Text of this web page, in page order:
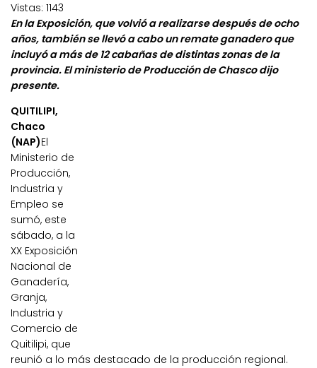
Vistas: 1143
En la Exposición, que volvió a realizarse después de ocho
años, también se llevó a cabo un remate ganadero que
incluyó a más de 12 cabañas de distintas zonas de la
provincia. El ministerio de Producción de Chasco dijo
presente.
QUITILIPI,
Chaco
(NAP)El
Ministerio de
Producción,
Industria y
Empleo se
sumó, este
sábado, a la
XX Exposición
Nacional de
Ganadería,
Granja,
Industria y
Comercio de
Quitilipi, que
reunió a lo más destacado de la producción regional.